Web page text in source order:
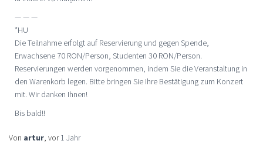
— — —
*HU
Die Teilnahme erfolgt auf Reservierung und gegen Spende,
Erwachsene 70 RON/Person, Studenten 30 RON/Person.
Reservierungen werden vorgenommen, indem Sie die Veranstaltung in
den Warenkorb legen. Bitte bringen Sie Ihre Bestätigung zum Konzert
mit. Wir danken Ihnen!
Bis bald!!
Von artur, vor1 Jahr